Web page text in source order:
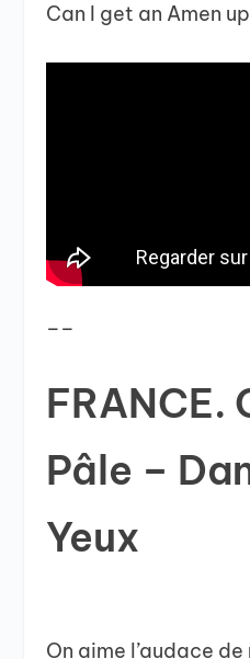
Can I get an Amen
__
FRANCE.
Pâle –
Yeux
On aime l’audace